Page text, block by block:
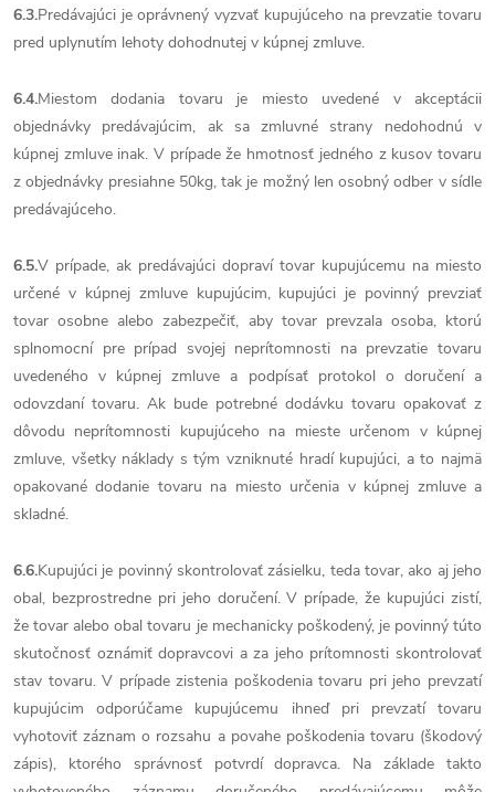
6.3.Predávajúci je oprávnený vyzvať kupujúceho na prevzatie tovaru
pred uplynutím lehoty dohodnutej v kúpnej zmluve.
6.4.Miestom dodania tovaru je miesto uvedené v akceptácii
objednávky predávajúcim, ak sa zmluvné strany nedohodnú v
kúpnej zmluve inak. V prípade že hmotnosť jedného z kusov tovaru
z objednávky presiahne 50kg, tak je možný len osobný odber v sídle
predávajúceho.
6.5.V prípade, ak predávajúci dopraví tovar kupujúcemu na miesto
určené v kúpnej zmluve kupujúcim, kupujúci je povinný prevziať
tovar osobne alebo zabezpečiť, aby tovar prevzala osoba, ktorú
splnomocní pre prípad svojej neprítomnosti na prevzatie tovaru
uvedeného v kúpnej zmluve a podpísať protokol o doručení a
odovzdaní tovaru. Ak bude potrebné dodávku tovaru opakovať z
dôvodu neprítomnosti kupujúceho na mieste určenom v kúpnej
zmluve, všetky náklady s tým vzniknuté hradí kupujúci, a to najmä
opakované dodanie tovaru na miesto určenia v kúpnej zmluve a
skladné.
6.6.Kupujúci je povinný skontrolovať zásielku, teda tovar, ako aj jeho
obal, bezprostredne pri jeho doručení. V prípade, že kupujúci zistí,
že tovar alebo obal tovaru je mechanicky poškodený, je povinný túto
skutočnosť oznámiť dopravcovi a za jeho prítomnosti skontrolovať
stav tovaru. V prípade zistenia poškodenia tovaru pri jeho prevzatí
kupujúcim odporúčame kupujúcemu ihneď pri prevzatí tovaru
vyhotoviť záznam o rozsahu a povahe poškodenia tovaru (škodový
zápis), ktorého správnosť potvrdí dopravca. Na základe takto